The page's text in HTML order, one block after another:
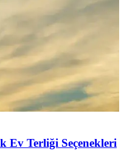
Ev Terliği Seçenekleri